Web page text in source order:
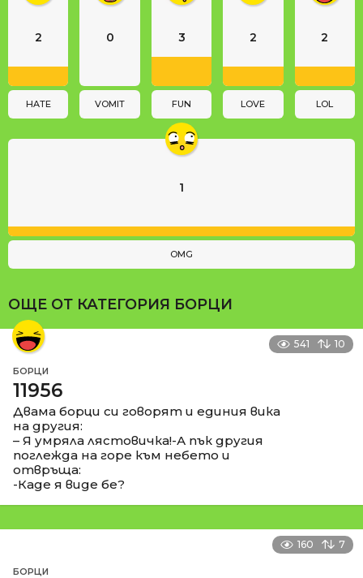
i
o
2
HATE
0
VOMIT
3
FUN
2
LOVE
2
LOL
1
OMG
ОЩЕ ОТ КАТЕГОРИЯ БОРЦИ
541 10
БОРЦИ
11956
Двама борци си говорят и единия вика
на другия:
– Я умряла лястовичка!-А пък другия
поглежда на горе към небето и
отвръща:
-Каде я виде бе?
160 7
БОРЦИ